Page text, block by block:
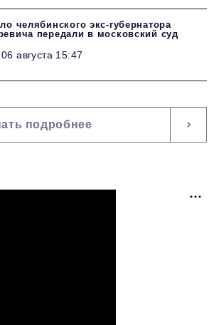
челябинского экс-губернатора
передали в московский суд
06 августа 15:47
подробнее